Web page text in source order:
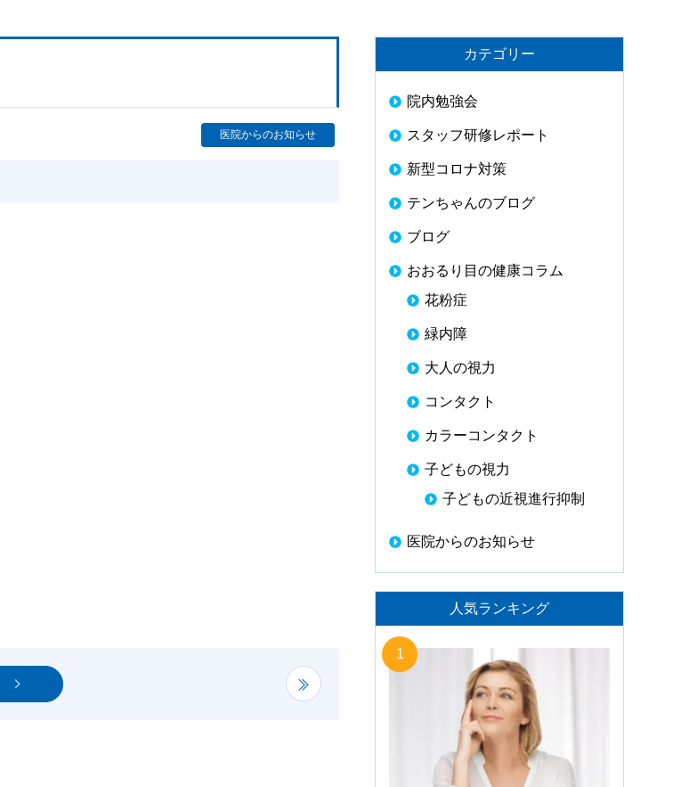
医院からのお知らせ
カテゴリー
院内勉強会
スタッフ研修レポート
新型コロナ対策
テンちゃんのブログ
ブログ
おおるり目の健康コラム
花粉症
緑内障
大人の視力
コンタクト
カラーコンタクト
子どもの視力
子どもの近視進行抑制
医院からのお知らせ
人気ランキング
1